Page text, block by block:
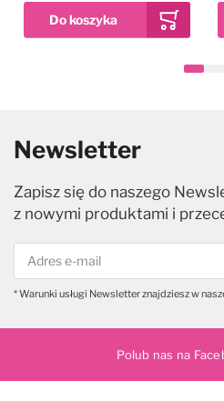
Newsletter
Zapisz się do naszego
z nowymi produktami i
* Warunki usługi Newsletter znajdziesz w
Polub nas na